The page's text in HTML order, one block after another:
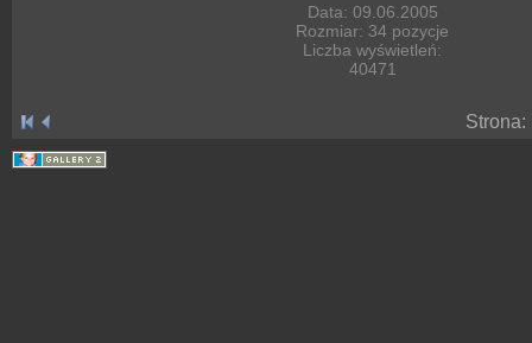
Data: 09.06.2005
Rozmiar: 34 pozycje
Liczba wyświetleń:
40471
Strona: